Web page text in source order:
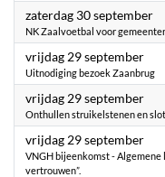
zaterdag 30 september
NK Zaalvoetbal voor
vrijdag 29 september2023
Uitnodiging bezoek Zaanbrug
vrijdag 29 september2023
Onthullen struikelstenen en
vrijdag 29 september2023
VNGH bijeenkomst - Algemene
vertrouwen”.